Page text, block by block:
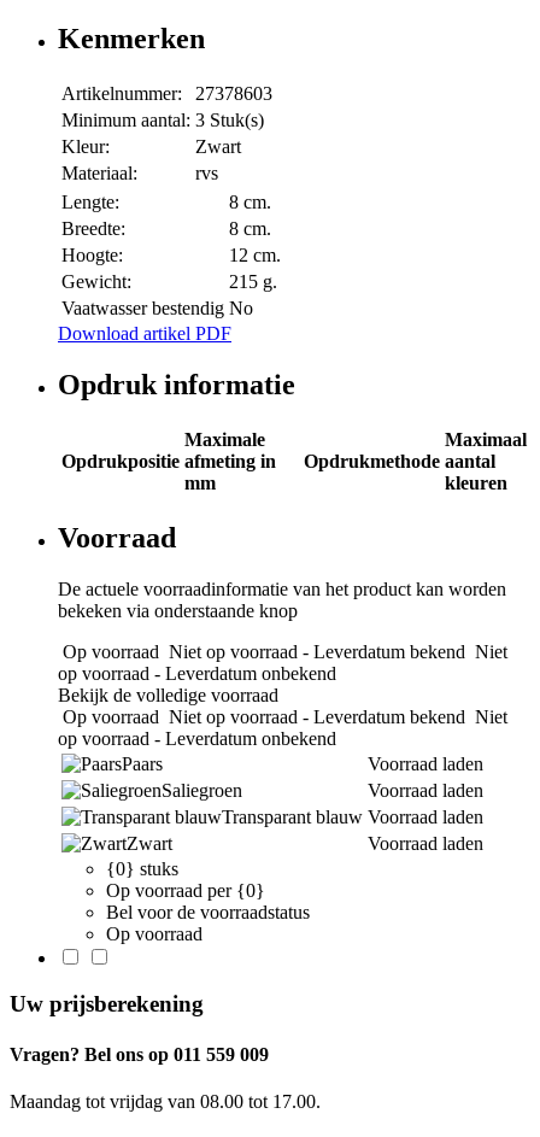
Kenmerken
Artikelnummer:
27378603
Minimum aantal: 3 Stuk(s)
Kleur:
Zwart
Materiaal:
rvs
Lengte:
8 cm.
Breedte:
8 cm.
Hoogte:
12 cm.
Gewicht:
215 g.
Vaatwasser bestendig No
Download artikel PDF
Opdruk informatie
Opdrukpositie
Maximale
afmeting in
mm
Opdrukmethode
Maximaal
aantal
kleuren
Voorraad
De actuele voorraadinformatie van het product kan worden
bekeken via onderstaande knop
Op voorraad Niet op voorraad - Leverdatum bekend Niet
op voorraad - Leverdatum onbekend
Bekijk de volledige voorraad
Op voorraad Niet op voorraad - Leverdatum bekend Niet
op voorraad - Leverdatum onbekend
Paars
Voorraad laden
Saliegroen
Voorraad laden
Transparant blauw Voorraad laden
Zwart
Voorraad laden
{0} stuks
Op voorraad per {0}
Bel voor de voorraadstatus
Op voorraad
Uw prijsberekening
Vragen? Bel ons op 011 559 009
Maandag tot vrijdag van 08.00 tot 17.00.